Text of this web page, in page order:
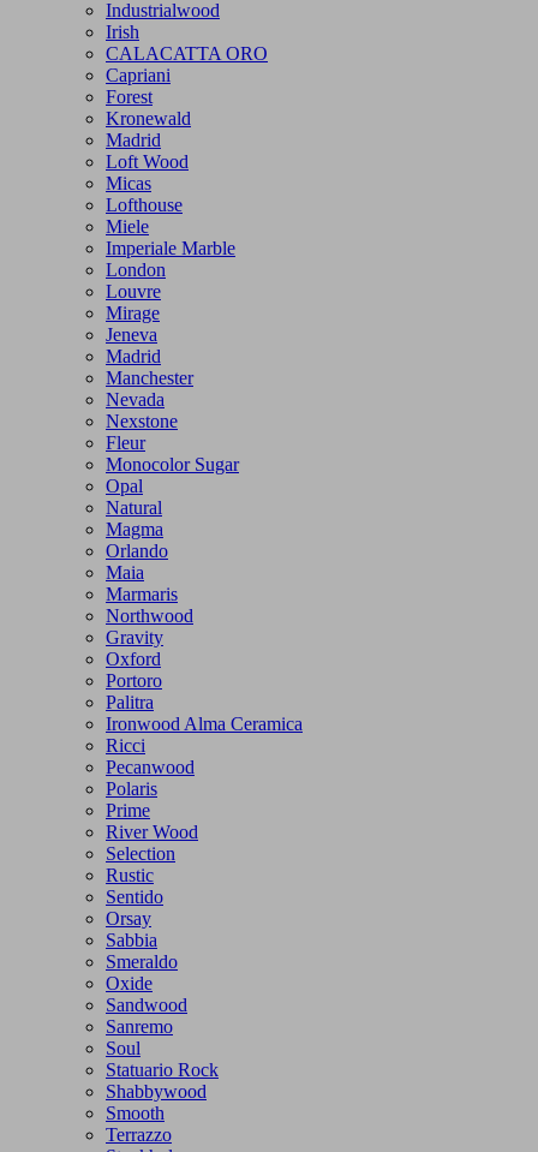
Industrialwood
Irish
CALACATTA ORO
Capriani
Forest
Kronewald
Madrid
Loft Wood
Micas
Lofthouse
Miele
Imperiale Marble
London
Louvre
Mirage
Jeneva
Madrid
Manchester
Nevada
Nexstone
Fleur
Monocolor Sugar
Opal
Natural
Magma
Orlando
Maia
Marmaris
Northwood
Gravity
Oxford
Portoro
Palitra
Ironwood Alma Ceramica
Ricci
Pecanwood
Polaris
Prime
River Wood
Selection
Rustic
Sentido
Orsay
Sabbia
Smeraldo
Oxide
Sandwood
Sanremo
Soul
Statuario Rock
Shabbywood
Smooth
Terrazzo